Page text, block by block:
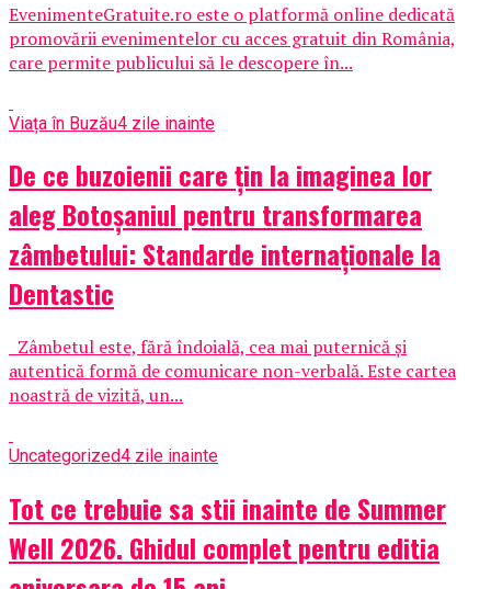
EvenimenteGratuite.ro este o platformă online dedicată
promovării evenimentelor cu acces gratuit din România,
care permite publicului să le descopere în...
Viața în Buzău4 zile inainte
De ce buzoienii care țin la imaginea lor
aleg Botoșaniul pentru transformarea
zâmbetului: Standarde internaționale la
Dentastic
Zâmbetul este, fără îndoială, cea mai puternică și
autentică formă de comunicare non-verbală. Este cartea
noastră de vizită, un...
Uncategorized4 zile inainte
Tot ce trebuie sa stii inainte de Summer
Well 2026. Ghidul complet pentru editia